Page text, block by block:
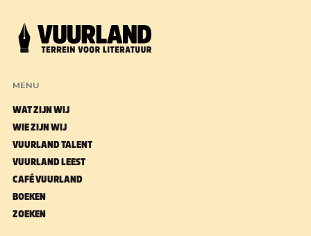
MENU
WAT ZIJN WIJ
WIE ZIJN WIJ
VUURLAND TALENT
VUURLAND LEEST
CAFÉ VUURLAND
BOEKEN
ZOEKEN